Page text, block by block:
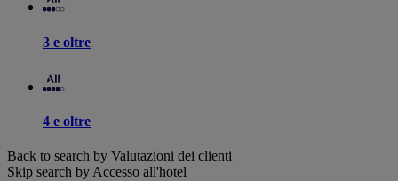
3 e oltre
4 e oltre
Back to search by Valutazioni dei clienti
Skip search by Accesso all'hotel